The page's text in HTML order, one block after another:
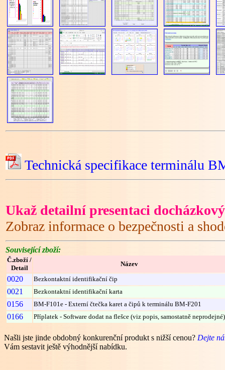
Technická specifikace terminálu
Ukaž detailní presentaci
Zobraz informace o bezpečnosti a
Související zboží:
Č.zboží /
Detail
Název
0020 Bezkontaktní identifikační čip
0021 Bezkontaktní identifikační karta
0156 BM-F101e - Externí čtečka karet a čipů k terminálu BM-F201
0166 Příplatek - Software dodat na flešce (viz popis, samostatně neprodejné)
Našli jste jinde obdobný konkurenční produkt s nižší cenou? Dejte
Vám sestavit ještě výhodnější nabídku.